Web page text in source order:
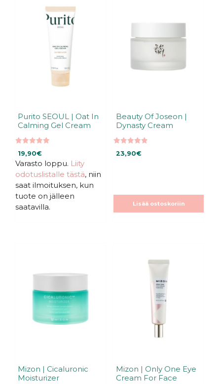
Purito SEOUL | Oat In
Calming Gel Cream
5.00
5:stä
19,90€
Varasto loppu. Liity
odotuslistalle tästä, niin
saat ilmoituksen, kun
tuote on jälleen
saatavilla.
Beauty Of Joseon |
Dynasty Cream
5.00
5:stä
23,90€
Lisää ostoskoriin
Mizon | Cicaluronic
Moisturizer
Mizon | Only One Eye
Cream For Face